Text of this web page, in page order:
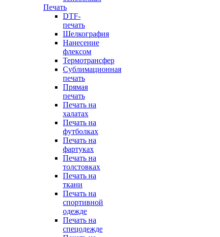
Печать
DTF-
печать
Шелкография
Нанесение
флексом
Термотрансфер
Сублимационная
печать
Прямая
печать
Печать на
халатах
Печать на
футболках
Печать на
фартуках
Печать на
толстовках
Печать на
ткани
Печать на
спортивной
одежде
Печать на
спецодежде